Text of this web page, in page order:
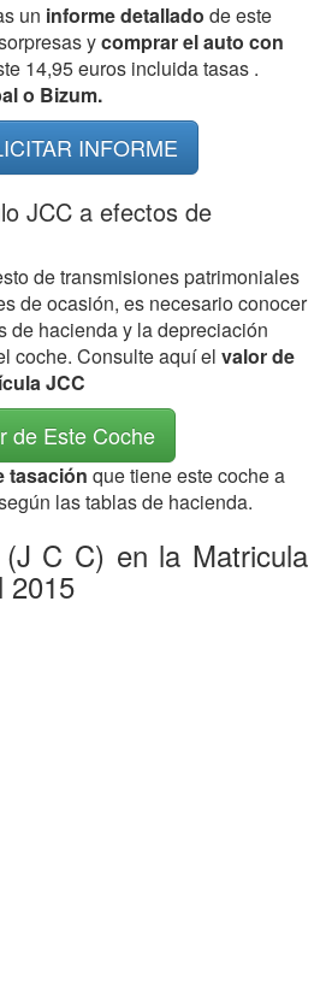
un informe detallado de este
ycomprar el auto con
14,95 euros incluida tasas .
o Bizum.
INFORME
JCC a efectos de
de transmisiones patrimoniales
de ocasión, es necesario conocer
de hacienda y la depreciación
coche. Consulte aquí el valor de
JCC
de Este Coche
tasación que tiene este coche a
las tablas de hacienda.
C C) en la Matricula
2015